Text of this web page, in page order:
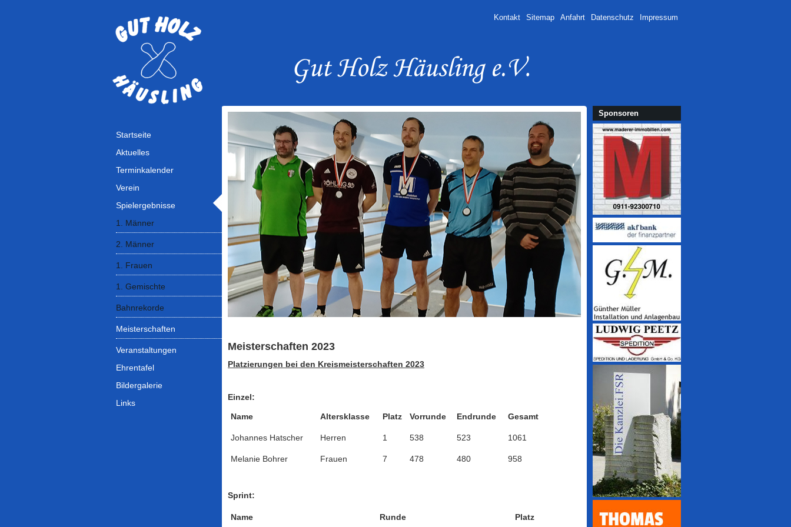
Impressum
Datenschutz
Anfahrt
Sitemap
Kontakt
Startseite
Aktuelles
Terminkalender
Verein
Spielergebnisse
1. Männer
2. Männer
1. Frauen
1. Gemischte
Bahnrekorde
Meisterschaften
Veranstaltungen
Ehrentafel
Bildergalerie
Links
Meisterschaften 2023
Platzierungen bei den Kreismeisterschaften 2023
Einzel:
Name Altersklasse Platz Vorrunde Endrunde Gesamt
Johannes Hatscher Herren 1 538 523 1061
Melanie Bohrer Frauen 7 478 480 958
Sprint:
Name Runde Platz
Sponsoren